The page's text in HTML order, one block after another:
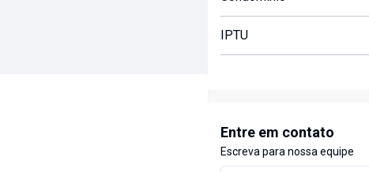
IPTU
Entre em contato
Escreva para nossa equipe